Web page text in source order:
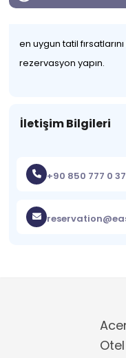
en uygun tatil
rezervasyon yapın.
İletişim Bilgileri
+90 850 777 0